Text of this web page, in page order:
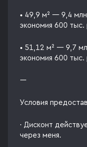
• 49,9 м² — 9,4
экономия 600 тыс.
• 51,12 м² — 9,7
экономия 600 тыс.
---
Условия
· Дисконт
через меня.